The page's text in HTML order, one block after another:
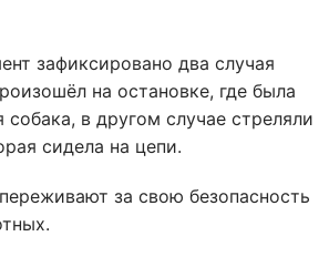
зафиксировано два случая
на остановке, где была
собака, в другом случае стреляли
сидела на цепи.
за свою безопасность